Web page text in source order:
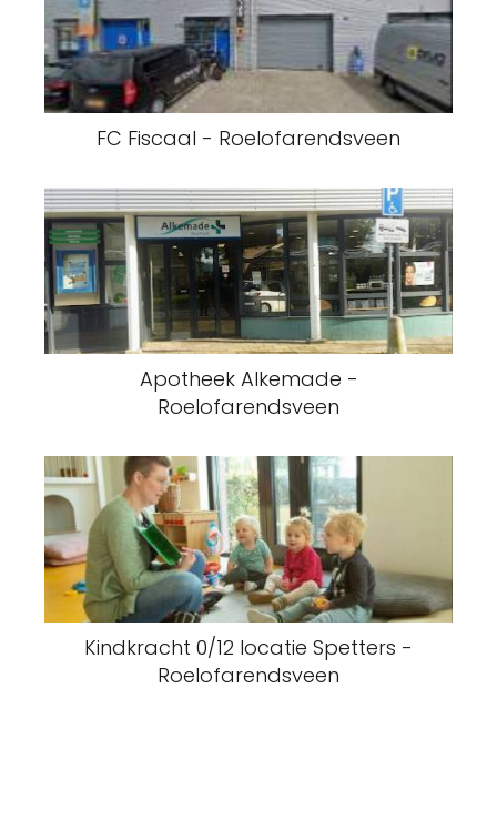
FC Fiscaal - Roelofarendsveen
Apotheek Alkemade -
Roelofarendsveen
Kindkracht 0/12 locatie Spetters -
Roelofarendsveen